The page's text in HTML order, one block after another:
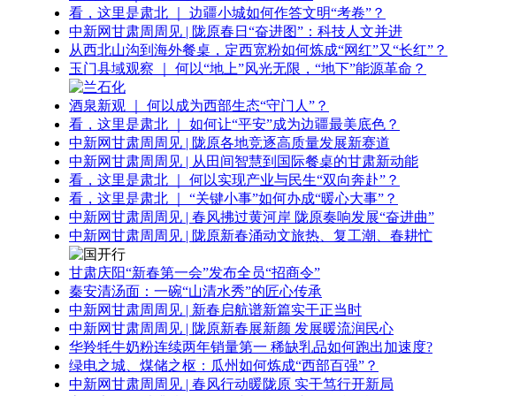
看，这里是肃北 ｜ 边疆小城如何作答文明“考卷”？
中新网甘肃周周见 | 陇原春日“奋进图”：科技人文并进
从西北山沟到海外餐桌，定西宽粉如何炼成“网红”又“长红”？
玉门县域观察 ｜ 何以“地上”风光无限，“地下”能源革命？
酒泉新观 ｜ 何以成为西部生态“守门人”？
看，这里是肃北 ｜ 如何让“平安”成为边疆最美底色？
中新网甘肃周周见 | 陇原各地竞逐高质量发展新赛道
中新网甘肃周周见 | 从田间智慧到国际餐桌的甘肃新动能
看，这里是肃北 ｜ 何以实现产业与民生“双向奔赴”？
看，这里是肃北 ｜ “关键小事”如何办成“暖心大事”？
中新网甘肃周周见 | 春风拂过黄河岸 陇原奏响发展“奋进曲”
中新网甘肃周周见 | 陇原新春涌动文旅热、复工潮、春耕忙
甘肃庆阳“新春第一会”发布全员“招商令”
秦安清汤面：一碗“山清水秀”的匠心传承
中新网甘肃周周见 | 新春启航谱新篇实干正当时
中新网甘肃周周见 | 陇原新春展新颜 发展暖流润民心
华羚牦牛奶粉连续两年销量第一 稀缺乳品如何跑出加速度?
绿电之城、煤储之枢：瓜州如何炼成“西部百强”？
中新网甘肃周周见 | 春风行动暖陇原 实干笃行开新局